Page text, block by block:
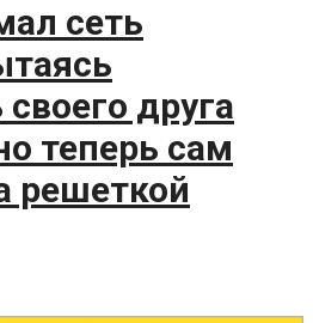
сеть
друга
теперь сам
решеткой